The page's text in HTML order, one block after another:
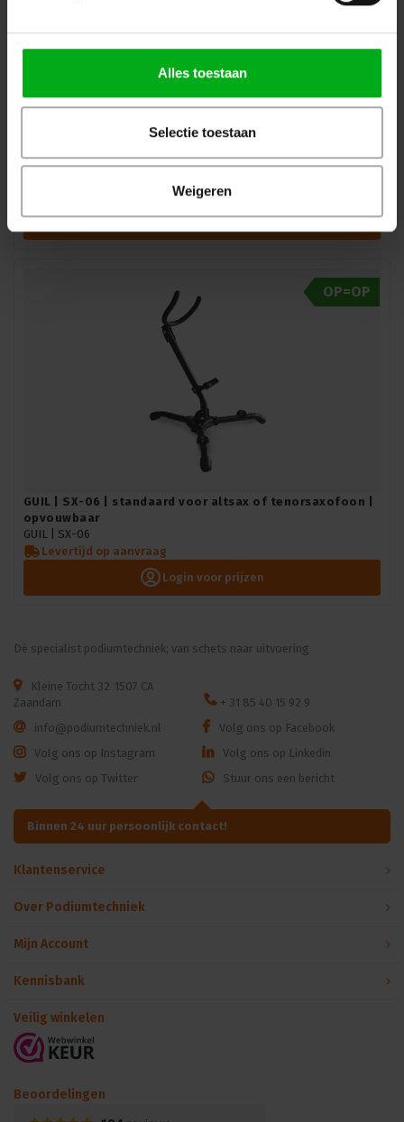
Alles toestaan
Selectie toestaan
Weigeren
GUIL | ST-101 | heavy duty keyboardstandaard | Max.
meerdere posities
Login voor prijzen
OP=OP
GUIL | SX-06 | standaard voor altsax of tenorsaxofoon |
opvouwbaar
GUIL | SX-06
Levertijd op aanvraag
Login voor prijzen
Dé specialist podiumtechniek; van schets naar uitvoering
Kleine Tocht 32 1507 CA
Zaandam
+ 31 85 40 15 92 9
info@podiumtechniek.nl
Volg ons op Facebook
Volg ons op Instagram
Volg ons op Linkedin
Volg ons op Twitter
Stuur ons een bericht
Binnen 24 uur persoonlijk contact!
Klantenservice
Over Podiumtechniek
Mijn Account
Kennisbank
Veilig winkelen
Beoordelingen